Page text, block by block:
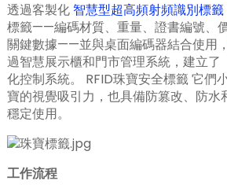
透過客製化 智慧型超高頻射頻識別標籤
標籤——編碼材質、重量、證書編號、
關鍵數據——並與桌面編碼器結合使用，
過智慧展示櫃和門市管理系統，建立了
化控制系統。 RFID珠寶安全​​標籤 它們
寶的視覺吸引力，也具備防篡改、防水
穩定使用。
工作流程